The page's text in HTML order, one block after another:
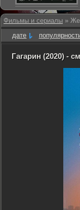
Фильмы и сериалы »
дате
Гагарин (2020) -